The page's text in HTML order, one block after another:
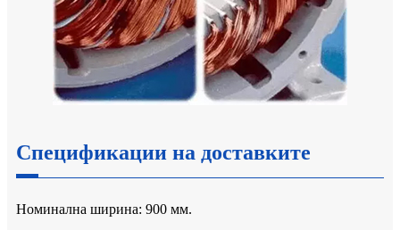
Спецификации на доставките
Номинална ширина: 900 мм.